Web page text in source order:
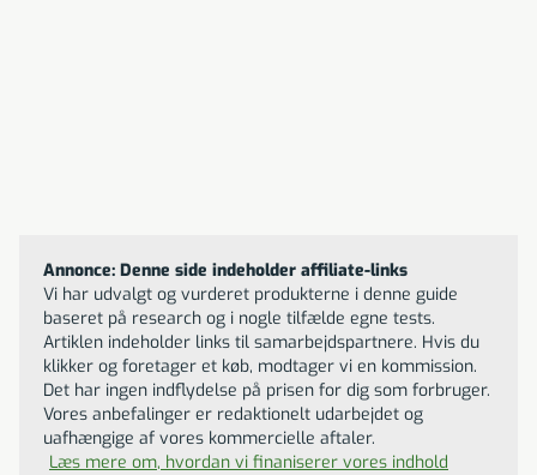
Annonce: Denne side indeholder affiliate-links
Vi har udvalgt og vurderet produkterne i denne guide
baseret på research og i nogle tilfælde egne tests.
Artiklen indeholder links til samarbejdspartnere. Hvis du
klikker og foretager et køb, modtager vi en kommission.
Det har ingen indflydelse på prisen for dig som forbruger.
Vores anbefalinger er redaktionelt udarbejdet og
uafhængige af vores kommercielle aftaler.
Læs mere om, hvordan vi finaniserer vores indhold